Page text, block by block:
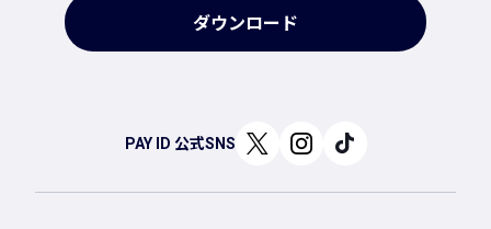
ダウンロード
PAY ID 公式SNS